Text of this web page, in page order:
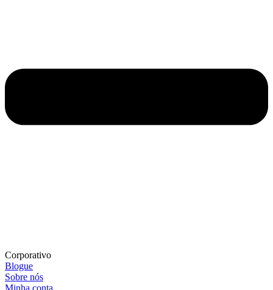
Corporativo
Blogue
Sobre nós
Minha conta